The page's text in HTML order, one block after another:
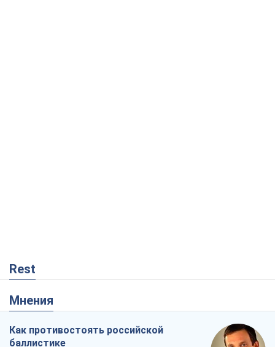
Rest
Мнения
Как противостоять российской
баллистике